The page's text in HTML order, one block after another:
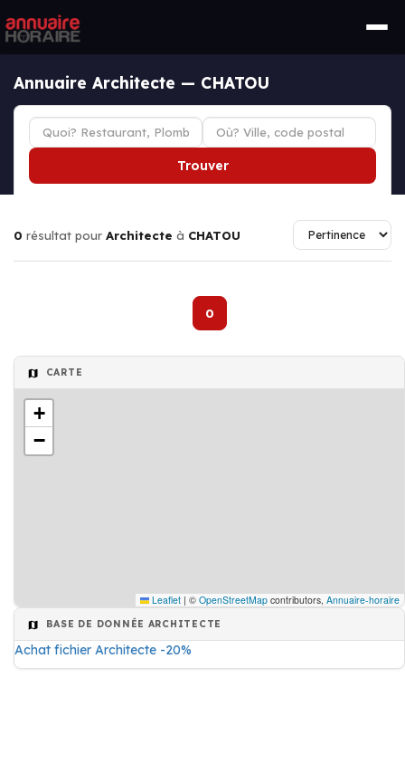
Annuaire Architecte — CHATOU
Trouver
0 résultat pour Architecte à CHATOU
0
CARTE
+
−
Leaflet | © OpenStreetMap contributors, Annuaire-horaire
BASE DE DONNÉE ARCHITECTE
Achat fichier Architecte -20%